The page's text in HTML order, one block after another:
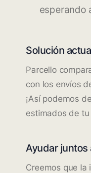
esperando
Solución
Parcello
con los envíos
¡Así podemos
estimados de
Ayudar juntos
Creemos que la